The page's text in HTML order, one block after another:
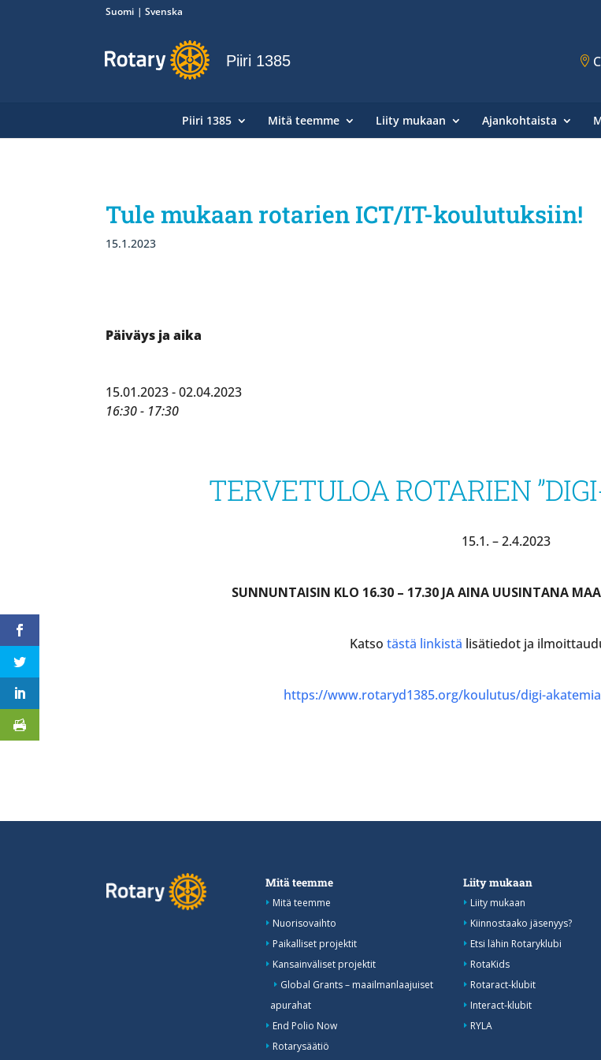
Suomi Svenska
Piiri 1385
Piiri 1385 Mitä teemme Liity mukaan Ajankohtaista
Tule mukaan rotarien ICT/IT-koulutuksiin!
15.1.2023
Päiväys ja aika
15.01.2023 - 02.04.2023
16:30 - 17:30
TERVETULOA ROTARIEN
15.1. – 2.4.2023
SUNNUNTAISIN KLO 16.30 – 17.30 JA AINA UUSINTANA
Katsotästä linkistä lisätiedot ja
https://www.rotaryd1385.org/koulutus/digi-
Mitä teemme
Mitä teemme
Nuorisovaihto
Paikalliset projektit
Kansainväliset projektit
Global Grants – maailmanlaajuiset
apurahat
End Polio Now
Rotarysäätiö
Liity mukaan
Liity mukaan
Kiinnostaako jäsenyys?
Etsi lähin Rotaryklubi
RotaKids
Rotaract-klubit
Interact-klubit
RYLA